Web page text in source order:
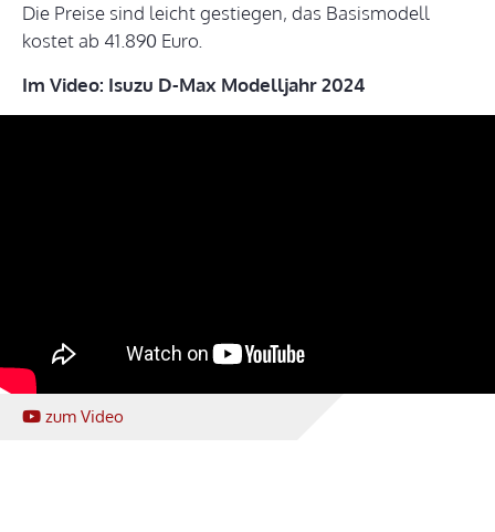
Die Preise sind leicht gestiegen, das Basismodell
kostet ab 41.890 Euro.
Im Video: Isuzu D-Max Modelljahr 2024
zum Video